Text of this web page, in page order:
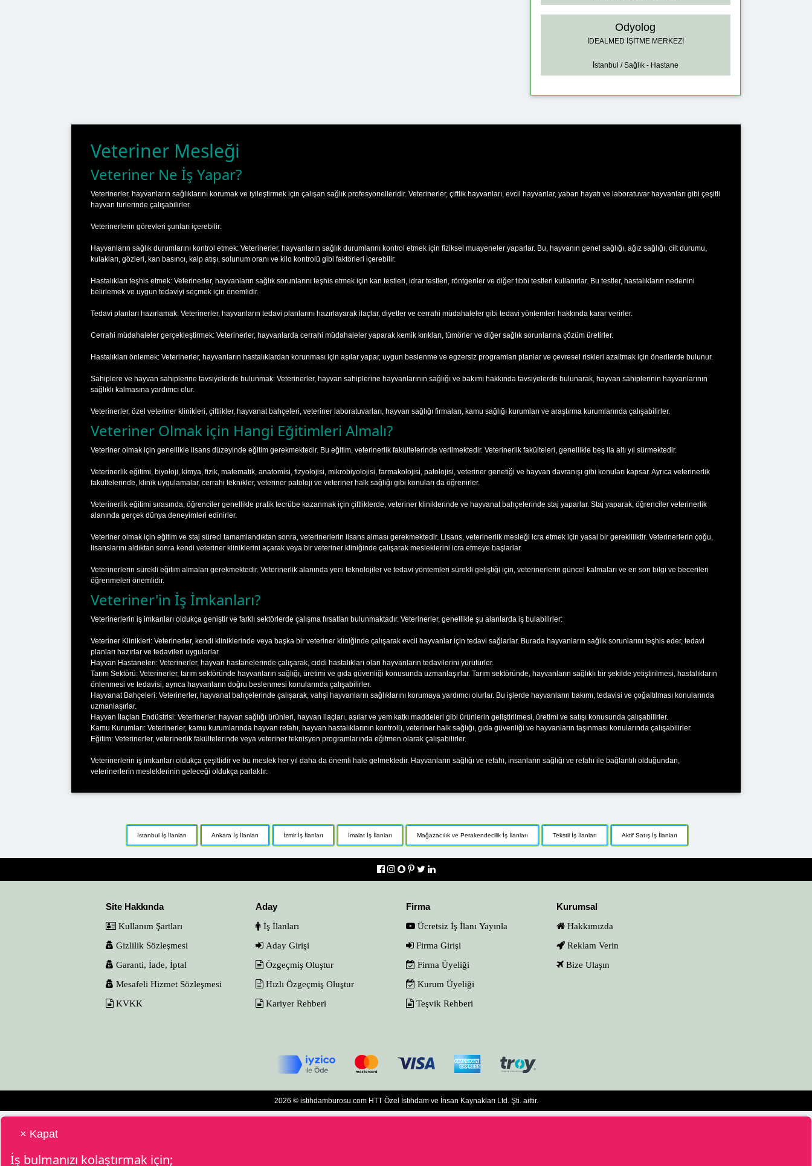
Odyolog
İDEALMED İŞİTME MERKEZİ
İstanbul / Sağlık - Hastane
Veteriner Mesleği
Veteriner Ne İş Yapar?
Veterinerler, hayvanların sağlıklarını korumak ve iyileştirmek için çalışan sağlık profesyonelleridir. Veterinerler, çiftlik hayvanları, evcil hayvanlar, yaban hayatı ve laboratuvar hayvanları gibi çeşitli
hayvan türlerinde çalışabilirler.
Veterinerlerin görevleri şunları içerebilir:
Hayvanların sağlık durumlarını kontrol etmek: Veterinerler, hayvanların sağlık durumlarını kontrol etmek için fiziksel muayeneler yaparlar. Bu, hayvanın genel sağlığı, ağız sağlığı, cilt durumu,
kulakları, gözleri, kan basıncı, kalp atışı, solunum oranı ve kilo kontrolü gibi faktörleri içerebilir.
Hastalıkları teşhis etmek: Veterinerler, hayvanların sağlık sorunlarını teşhis etmek için kan testleri, idrar testleri, röntgenler ve diğer tıbbi testleri kullanırlar. Bu testler, hastalıkların nedenini
belirlemek ve uygun tedaviyi seçmek için önemlidir.
Tedavi planları hazırlamak: Veterinerler, hayvanların tedavi planlarını hazırlayarak ilaçlar, diyetler ve cerrahi müdahaleler gibi tedavi yöntemleri hakkında karar verirler.
Cerrahi müdahaleler gerçekleştirmek: Veterinerler, hayvanlarda cerrahi müdahaleler yaparak kemik kırıkları, tümörler ve diğer sağlık sorunlarına çözüm üretirler.
Hastalıkları önlemek: Veterinerler, hayvanların hastalıklardan korunması için aşılar yapar, uygun beslenme ve egzersiz programları planlar ve çevresel riskleri azaltmak için önerilerde bulunur.
Sahiplere ve hayvan sahiplerine tavsiyelerde bulunmak: Veterinerler, hayvan sahiplerine hayvanlarının sağlığı ve bakımı hakkında tavsiyelerde bulunarak, hayvan sahiplerinin hayvanlarının
sağlıklı kalmasına yardımcı olur.
Veterinerler, özel veteriner klinikleri, çiftlikler, hayvanat bahçeleri, veteriner laboratuvarları, hayvan sağlığı firmaları, kamu sağlığı kurumları ve araştırma kurumlarında çalışabilirler.
Veteriner Olmak için Hangi Eğitimleri Almalı?
Veteriner olmak için genellikle lisans düzeyinde eğitim gerekmektedir. Bu eğitim, veterinerlik fakültelerinde verilmektedir. Veterinerlik fakülteleri, genellikle beş ila altı yıl sürmektedir.
Veterinerlik eğitimi, biyoloji, kimya, fizik, matematik, anatomisi, fizyolojisi, mikrobiyolojisi, farmakolojisi, patolojisi, veteriner genetiği ve hayvan davranışı gibi konuları kapsar. Ayrıca veterinerlik
fakültelerinde, klinik uygulamalar, cerrahi teknikler, veteriner patoloji ve veteriner halk sağlığı gibi konuları da öğrenirler.
Veterinerlik eğitimi sırasında, öğrenciler genellikle pratik tecrübe kazanmak için çiftliklerde, veteriner kliniklerinde ve hayvanat bahçelerinde staj yaparlar. Staj yaparak, öğrenciler veterinerlik
alanında gerçek dünya deneyimleri edinirler.
Veteriner olmak için eğitim ve staj süreci tamamlandıktan sonra, veterinerlerin lisans alması gerekmektedir. Lisans, veterinerlik mesleği icra etmek için yasal bir gerekliliktir. Veterinerlerin çoğu,
lisanslarını aldıktan sonra kendi veteriner kliniklerini açarak veya bir veteriner kliniğinde çalışarak mesleklerini icra etmeye başlarlar.
Veterinerlerin sürekli eğitim almaları gerekmektedir. Veterinerlik alanında yeni teknolojiler ve tedavi yöntemleri sürekli geliştiği için, veterinerlerin güncel kalmaları ve en son bilgi ve becerileri
öğrenmeleri önemlidir.
Veteriner'in İş İmkanları?
Veterinerlerin iş imkanları oldukça geniştir ve farklı sektörlerde çalışma fırsatları bulunmaktadır. Veterinerler, genellikle şu alanlarda iş bulabilirler:
Veteriner Klinikleri: Veterinerler, kendi kliniklerinde veya başka bir veteriner kliniğinde çalışarak evcil hayvanlar için tedavi sağlarlar. Burada hayvanların sağlık sorunlarını teşhis eder, tedavi
planları hazırlar ve tedavileri uygularlar.
Hayvan Hastaneleri: Veterinerler, hayvan hastanelerinde çalışarak, ciddi hastalıkları olan hayvanların tedavilerini yürütürler.
Tarım Sektörü: Veterinerler, tarım sektöründe hayvanların sağlığı, üretimi ve gıda güvenliği konusunda uzmanlaşırlar. Tarım sektöründe, hayvanların sağlıklı bir şekilde yetiştirilmesi, hastalıkların
önlenmesi ve tedavisi, ayrıca hayvanların doğru beslenmesi konularında çalışabilirler.
Hayvanat Bahçeleri: Veterinerler, hayvanat bahçelerinde çalışarak, vahşi hayvanların sağlıklarını korumaya yardımcı olurlar. Bu işlerde hayvanların bakımı, tedavisi ve çoğaltılması konularında
uzmanlaşırlar.
Hayvan İlaçları Endüstrisi: Veterinerler, hayvan sağlığı ürünleri, hayvan ilaçları, aşılar ve yem katkı maddeleri gibi ürünlerin geliştirilmesi, üretimi ve satışı konusunda çalışabilirler.
Kamu Kurumları: Veterinerler, kamu kurumlarında hayvan refahı, hayvan hastalıklarının kontrolü, veteriner halk sağlığı, gıda güvenliği ve hayvanların taşınması konularında çalışabilirler.
Eğitim: Veterinerler, veterinerlik fakültelerinde veya veteriner teknisyen programlarında eğitmen olarak çalışabilirler.
Veterinerlerin iş imkanları oldukça çeşitlidir ve bu meslek her yıl daha da önemli hale gelmektedir. Hayvanların sağlığı ve refahı, insanların sağlığı ve refahı ile bağlantılı olduğundan,
veterinerlerin mesleklerinin geleceği oldukça parlaktır.
İstanbul İş İlanları Ankara İş İlanları İzmir İş İlanları İmalat İş İlanları Mağazacılık ve Perakendecilik İş İlanları Tekstil İş İlanları Aktif Satış İş İlanları
Site Hakkında
Kullanım Şartları
Gizlilik Sözleşmesi
Garanti, İade, İptal
Mesafeli Hizmet Sözleşmesi
KVKK
Aday
İş İlanları
Aday Girişi
Özgeçmiş Oluştur
Hızlı Özgeçmiş Oluştur
Kariyer Rehberi
Firma
Ücretsiz İş İlanı Yayınla
Firma Girişi
Firma Üyeliği
Kurum Üyeliği
Teşvik Rehberi
Kurumsal
Hakkımızda
Reklam Verin
Bize Ulaşın
2026 © istihdamburosu.com HTT Özel İstihdam ve İnsan Kaynakları Ltd. Şti. aittir.
× Kapat
İş bulmanızı kolaştırmak için;